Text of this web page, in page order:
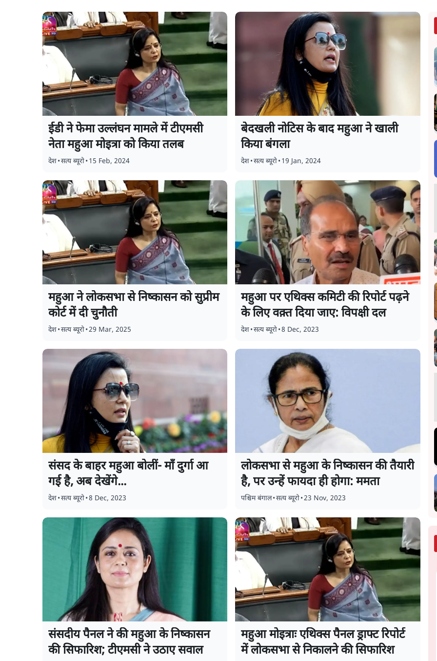
ईडी ने फेमा उल्लंघन मामले में टीएमसी
नेता महुआ मोइत्रा को किया तलब
देश•सत्य ब्यूरो• 15 Feb, 2024
बेदखली नोटिस के बाद महुआ ने खाली
किया बंगला
देश•सत्य ब्यूरो• 19 Jan, 2024
महुआ ने लोकसभा से निष्कासन को सुप्रीम
कोर्ट में दी चुनौती
देश•सत्य ब्यूरो•29 Mar, 2025
महुआ पर एथिक्स कमिटी की रिपोर्ट पढ़ने
के लिए वक़्त दिया जाए: विपक्षी दल
देश•सत्य ब्यूरो•8 Dec, 2023
संसद के बाहर महुआ बोलीं- माँ दुर्गा आ
गई है, अब देखेंगे...
देश•सत्य ब्यूरो•8 Dec, 2023
लोकसभा से महुआ के निष्कासन की तैयारी
है, पर उन्हें फायदा ही होगा: ममता
पश्चिम बंगाल•सत्य ब्यूरो•23 Nov, 2023
संसदीय पैनल ने की महुआ के निष्कासन
की सिफारिश; टीएमसी ने उठाए सवाल
महुआ मोइत्राः एथिक्स पैनल ड्राफ्ट रिपोर्ट
में लोकसभा से निकालने की सिफारिश